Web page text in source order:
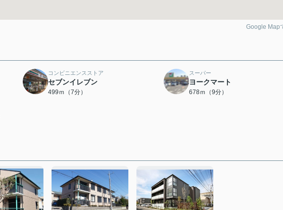
Google Map
コンビニエンスストア
セブンイレブン
499ｍ（7分）
スーパー
ヨークマート
678ｍ（9分）